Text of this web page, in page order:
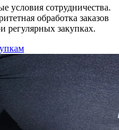
условия сотрудничества.
обработка заказов
регулярных закупках.